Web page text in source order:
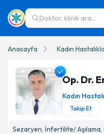
Doktor, klinik ara...
Anasayfa Kadın
Op. Dr.
Kadın
Takip Et
Sezaryen, İnfertilite/ Aşılama,